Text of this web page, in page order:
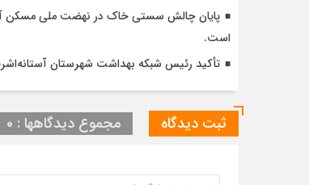
است.
تأکید رئیس شبکه بهداشت شهرستان
ثبت دیدگاه مجموع دیدگاهها : 0